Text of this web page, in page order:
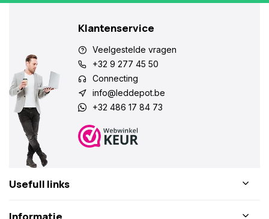
Klantenservice
Veelgestelde vragen
+32 9 277 45 50
Connecting
info@leddepot.be
+32 486 17 84 73
Usefull links